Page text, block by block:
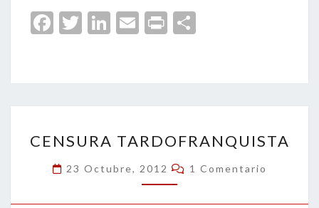
Fa
o
o
k
T
er
Li
dI
n
E
l
Pr
p
ar
tir
TARDOFRANQUISTA
CENSURA TARDOFRANQUISTA
23 Octubre, 2012 Comentarios
1 Comentario